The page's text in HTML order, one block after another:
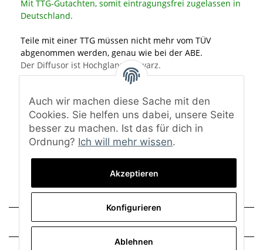
Mit TTG-Gutachten, somit eintragungsfrei zugelassen in
Deutschland.
Teile mit einer TTG müssen nicht mehr vom TÜV
abgenommen werden, genau wie bei der ABE.
Der Diffusor ist Hochglanz schwarz.
Oberfläche: Hochglanz schwarz
Eine Lackierung ist nicht notwendig.
Lieferumfang: Heckdiffusor, TTG-Gutachten und
Montagematerial
Technische Daten
Auch wir machen diese Sache mit den
Cookies. Sie helfen uns dabei, unsere Seite
besser zu machen. Ist das für dich in
Ordnung? Ich will mehr wissen.
Akzeptieren
Konfigurieren
Ablehnen